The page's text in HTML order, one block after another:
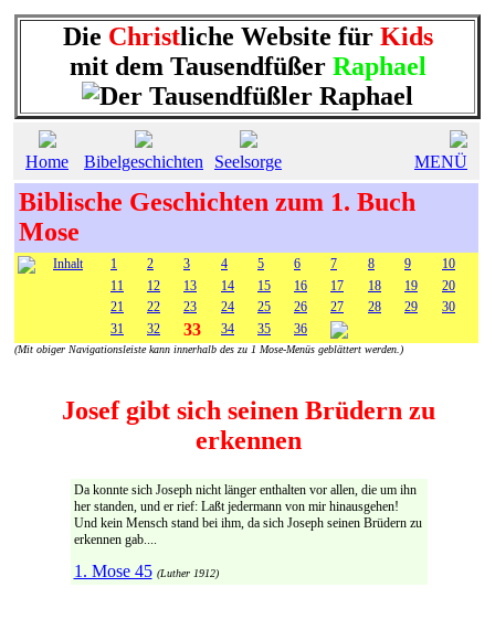
Die Christliche Website für Kids
mit dem Tausendfüßer Raphael
Home Bibelgeschichten Seelsorge MENÜ
Biblische Geschichten zum 1. Buch
Mose
Inhalt 1 2 3 4 5 6 7 8 9
10
11
12 13 14 15 16 17 18 19
20
21
22 23 24 25 26 27 28 29
30
31
32 33 34 35 36
(Mit obiger Navigationsleiste kann innerhalb des zu 1 Mose-Menüs geblättert werden.)
Josef gibt sich seinen Brüdern zu
erkennen
Da konnte sich Joseph nicht länger enthalten vor allen, die um ihn
her standen, und er rief: Laßt jedermann von mir hinausgehen!
Und kein Mensch stand bei ihm, da sich Joseph seinen Brüdern zu
erkennen gab....
1. Mose 45 (Luther 1912)